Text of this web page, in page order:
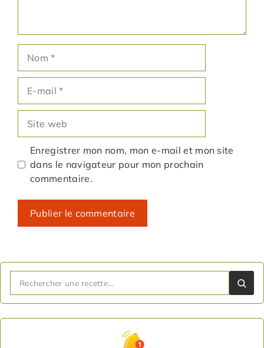
mail
web
Enregistrer mon nom, mon e-mail et mon site
dans le navigateur pour mon prochain
commentaire.